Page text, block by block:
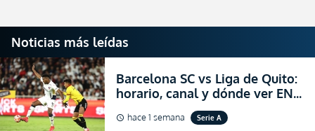
Noticias más leídas
Barcelona SC vs Liga de Quito:
horario, canal y dónde ver EN
VIVO la Fecha 22 de la LigaPro
2026
schedule hace 1 semana Serie A